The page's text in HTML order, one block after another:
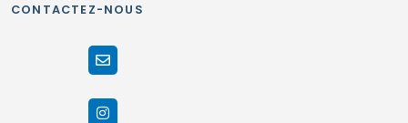
CONTACTEZ-NOUS